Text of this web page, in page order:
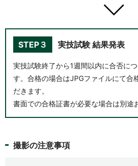
STEP３ 実技試験 結果発表
実技試験終了から1週間以内に合否に
す。合格の場合はJPGファイルにて合
だきます。
書面での合格証書が必要な場合は別途
撮影の注意事項